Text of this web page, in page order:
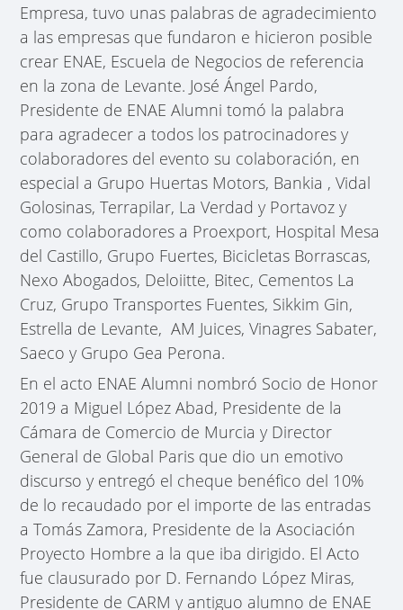
Empresa, tuvo unas palabras de agradecimiento
a las empresas que fundaron e hicieron posible
crear ENAE, Escuela de Negocios de referencia
en la zona de Levante. José Ángel Pardo,
Presidente de ENAE Alumni tomó la palabra
para agradecer a todos los patrocinadores y
colaboradores del evento su colaboración, en
especial a Grupo Huertas Motors, Bankia , Vidal
Golosinas, Terrapilar, La Verdad y Portavoz y
como colaboradores a Proexport, Hospital Mesa
del Castillo, Grupo Fuertes, Bicicletas Borrascas,
Nexo Abogados, Deloiitte, Bitec, Cementos La
Cruz, Grupo Transportes Fuentes, Sikkim Gin,
Estrella de Levante, AM Juices, Vinagres Sabater,
Saeco y Grupo Gea Perona.
En el acto ENAE Alumni nombró Socio de Honor
2019 a Miguel López Abad, Presidente de la
Cámara de Comercio de Murcia y Director
General de Global Paris que dio un emotivo
discurso y entregó el cheque benéfico del 10%
de lo recaudado por el importe de las entradas
a Tomás Zamora, Presidente de la Asociación
Proyecto Hombre a la que iba dirigido. El Acto
fue clausurado por D. Fernando López Miras,
Presidente de CARM y antiguo alumno de ENAE